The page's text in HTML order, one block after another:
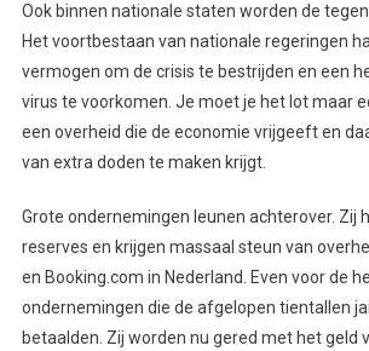
Ook binnen nationale staten worden de
Het voortbestaan van nationale regeringen
vermogen om de crisis te bestrijden en een
virus te voorkomen. Je moet je het lot maar
een overheid die de economie vrijgeeft en
van extra doden te maken krijgt.
Grote ondernemingen leunen achterover. Zij
reserves en krijgen massaal steun van
en Booking.com in Nederland. Even voor de
ondernemingen die de afgelopen tientallen
betaalden. Zij worden nu gered met het geld